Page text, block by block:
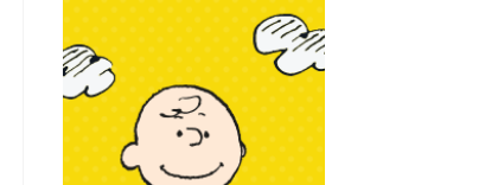
Go Fashion
WRAPOLLO
Por Chef Christian Lima
DIY y Algo más